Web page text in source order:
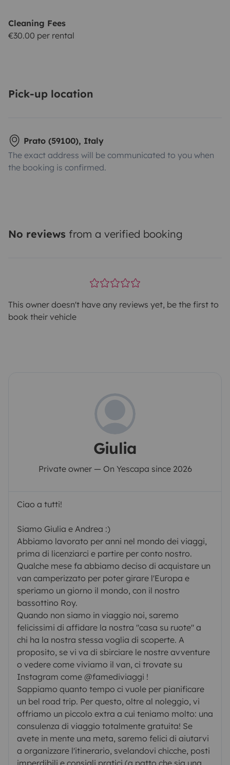
Cleaning Fees
€30.00 per rental
Pick-up location
Prato (59100), Italy
The exact address will be communicated to you when
the booking is confirmed.
No reviews from a verified booking
This owner doesn't have any reviews yet, be the first to
book their vehicle
Giulia
Private owner — On Yescapa since 2026
Ciao a tutti!
Siamo Giulia e Andrea :)
Abbiamo lavorato per anni nel mondo dei viaggi,
prima di licenziarci e partire per conto nostro.
Qualche mese fa abbiamo deciso di acquistare un
van camperizzato per poter girare l'Europa e
speriamo un giorno il mondo, con il nostro
bassottino Roy.
Quando non siamo in viaggio noi, saremo
felicissimi di affidare la nostra "casa su ruote" a
chi ha la nostra stessa voglia di scoperte. A
proposito, se vi va di sbirciare le nostre avventure
o vedere come viviamo il van, ci trovate su
Instagram come @famediviaggi !
Sappiamo quanto tempo ci vuole per pianificare
un bel road trip. Per questo, oltre al noleggio, vi
offriamo un piccolo extra a cui teniamo molto: una
consulenza di viaggio totalmente gratuita! Se
avete in mente una meta, saremo felici di aiutarvi
a organizzare l'itinerario, svelandovi chicche, posti
imperdibili e consigli pratici (a patto che sia una